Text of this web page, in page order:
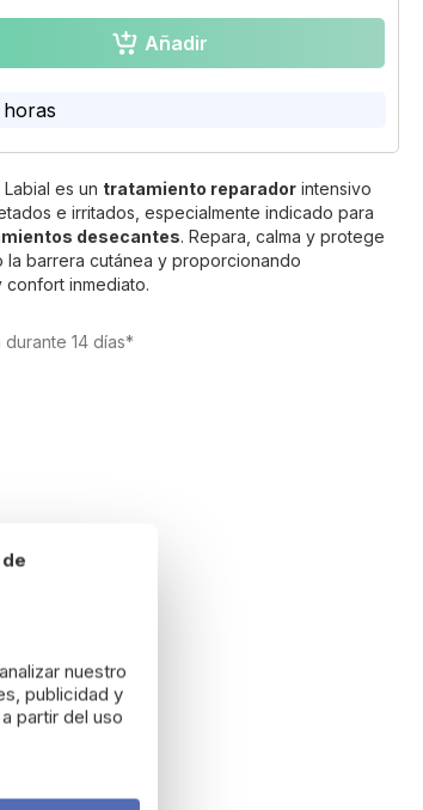
Añadir
es un tratamiento reparador intensivo
e irritados, especialmente indicado para
desecantes. Repara, calma y protege
la barrera cutánea y proporcionando
confort inmediato.
14 días*
nuestro
publicidad y
partir del uso